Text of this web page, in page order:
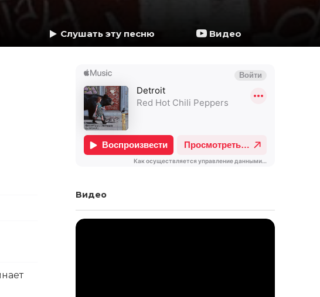
Слушать эту песню Видео
Видео